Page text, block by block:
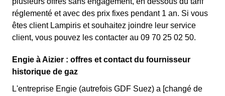
réglementé et avec des prix fixes pendant 1 an. Si vous
êtes client Lampiris et souhaitez joindre leur service
client, vous pouvez les contacter au 09 70 25 02 50.
Engie à Aizier : offres et contact du fournisseur
historique de gaz
L'entreprise Engie (autrefois GDF Suez) a [changé de